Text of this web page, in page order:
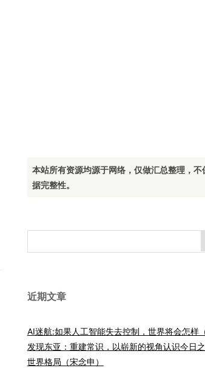
本站所有资源均源于网络，仅做汇总整理，不
据完整性。
索：
近期文章
AI迷航:如果人工智能失去控制，世界将会怎样（
发现东亚：重建常识，以崭新的视角认识今日
世界格局（宋念申）